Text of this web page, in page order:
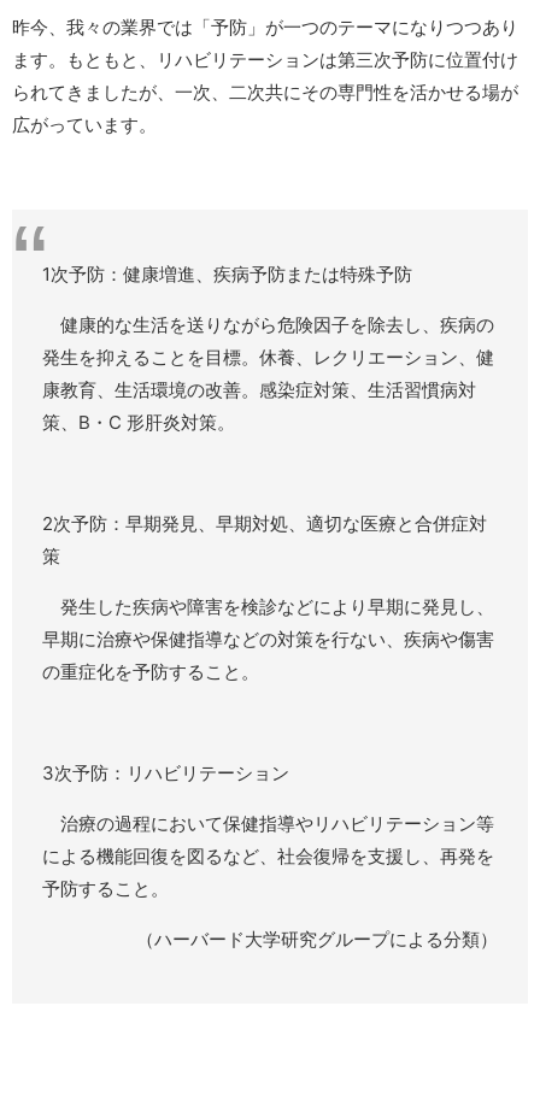
昨今、我々の業界では「予防」が一つのテーマになりつつあり
ます。もともと、リハビリテーションは第三次予防に位置付け
られてきましたが、一次、二次共にその専門性を活かせる場が
広がっています。
1次予防：健康増進、疾病予防または特殊予防
健康的な生活を送りながら危険因子を除去し、疾病の
発生を抑えることを目標。休養、レクリエーション、健
康教育、生活環境の改善。感染症対策、生活習慣病対
策、B・C 形肝炎対策。
2次予防：早期発見、早期対処、適切な医療と合併症対
策
発生した疾病や障害を検診などにより早期に発見し、
早期に治療や保健指導などの対策を行ない、疾病や傷害
の重症化を予防すること。
3次予防：リハビリテーション
治療の過程において保健指導やリハビリテーション等
による機能回復を図るなど、社会復帰を支援し、再発を
予防すること。
（ハーバード大学研究グループによる分類）